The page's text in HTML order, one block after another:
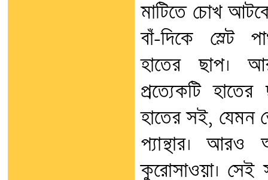
মাটিতে চোখ
বাঁ-দিকে স্লেট
হাতের ছাপ।
প্রত্যেকটি
হাতের সই, যেমন
প্যান্থার। আরও
কুরোসাওয়া। সেই